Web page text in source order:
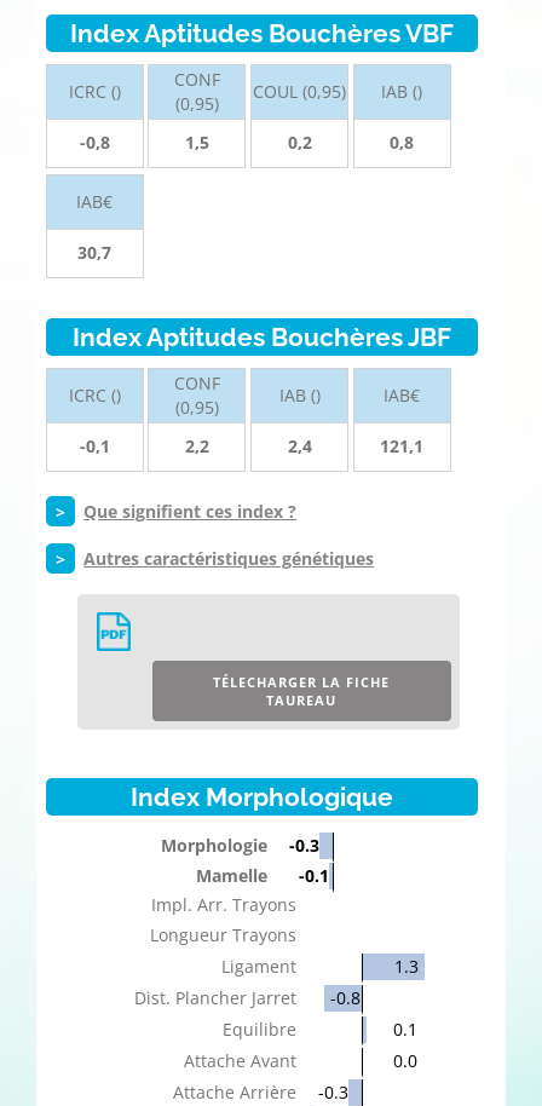
Index Aptitudes Bouchères VBF
ICRC ()
-0,8
CONF
(0,95)
1,5
COUL (0,95)
0,2
IAB ()
0,8
IAB€
30,7
Index Aptitudes Bouchères JBF
ICRC ()
-0,1
CONF
(0,95)
2,2
IAB ()
2,4
IAB€
121,1
> Que signifient ces index ?
> Autres caractéristiques génétiques
TÉLECHARGER LA FICHE
TAUREAU
Index Morphologique
Morphologie
-0.3
Mamelle
-0.1
Impl. Arr. Trayons
Longueur Trayons
Ligament
1.3
Dist. Plancher Jarret
-0.8
Equilibre
0.1
Attache Avant
0.0
Attache Arrière
-0.3